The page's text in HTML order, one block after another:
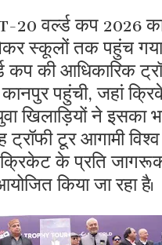
20 वर्ल्ड कप 2026
स्कूलों तक पहुंच
कप की आधिकारिक
पहुंची, जहां
खिलाड़ियों ने इसका
ट्रॉफी टूर आगामी
के प्रति
किया जा रहा है।